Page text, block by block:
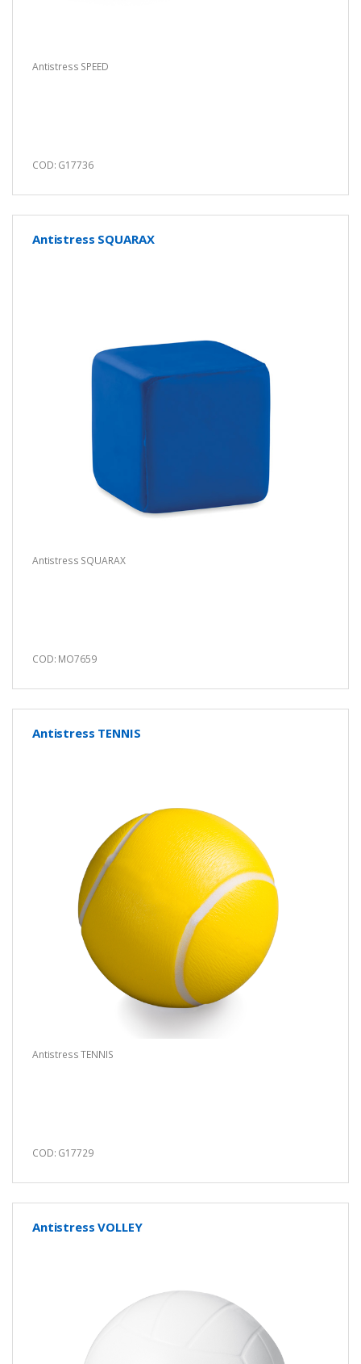
Antistress SPEED
COD: G17736
Antistress SQUARAX
Antistress SQUARAX
COD: MO7659
Antistress TENNIS
Antistress TENNIS
COD: G17729
Antistress VOLLEY